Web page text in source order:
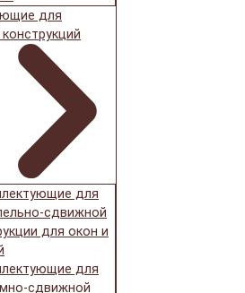
для
для
сдвижной
для окон и
для
сдвижной